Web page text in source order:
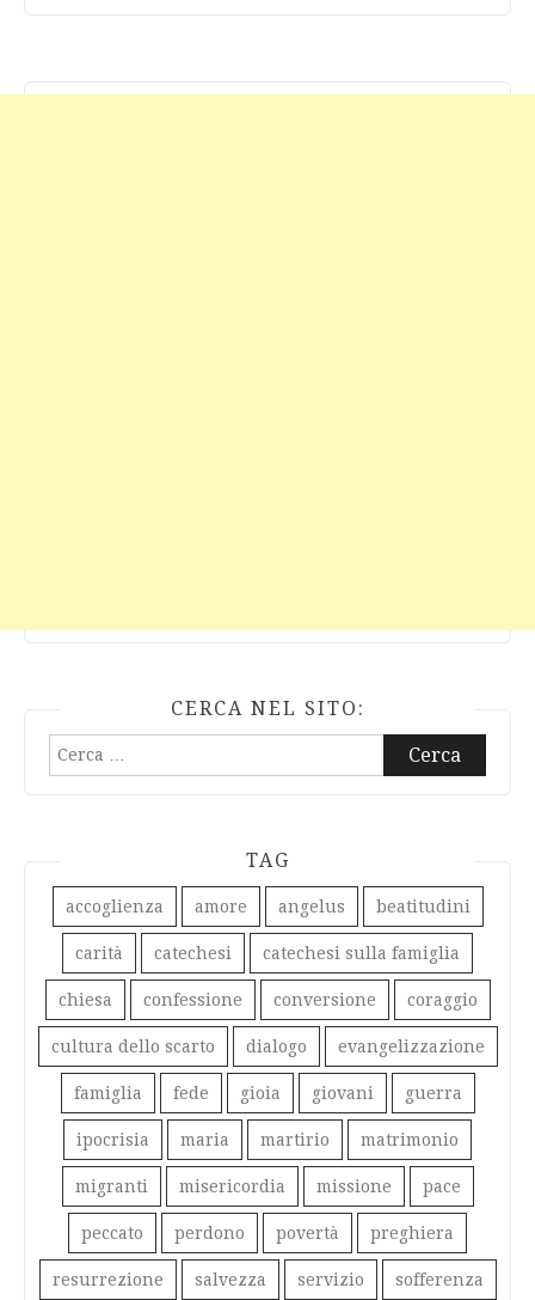
CERCA NEL SITO:
Ricerca
TAG
accoglienza amore angelus beatitudini
carità catechesi catechesi sulla famiglia
chiesa confessione conversione coraggio
cultura dello scarto dialogo evangelizzazione
famiglia fede gioia giovani guerra
ipocrisia maria martirio matrimonio
migranti misericordia missione pace
peccato perdono povertà preghiera
resurrezione salvezza servizio sofferenza